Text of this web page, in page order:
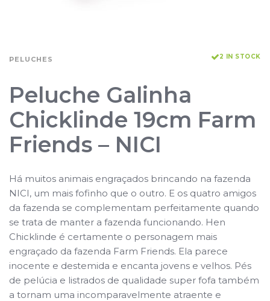
PELUCHES 2 IN STOCK
Peluche Galinha
Chicklinde 19cm Farm
Friends – NICI
Há muitos animais engraçados brincando na fazenda
NICI, um mais fofinho que o outro. E os quatro amigos
da fazenda se complementam perfeitamente quando
se trata de manter a fazenda funcionando. Hen
Chicklinde é certamente o personagem mais
engraçado da fazenda Farm Friends. Ela parece
inocente e destemida e encanta jovens e velhos. Pés
de pelúcia e listrados de qualidade super fofa também
a tornam uma incomparavelmente atraente e